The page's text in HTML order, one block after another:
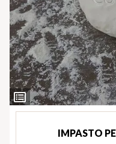
Ingredienti
IMPASTO